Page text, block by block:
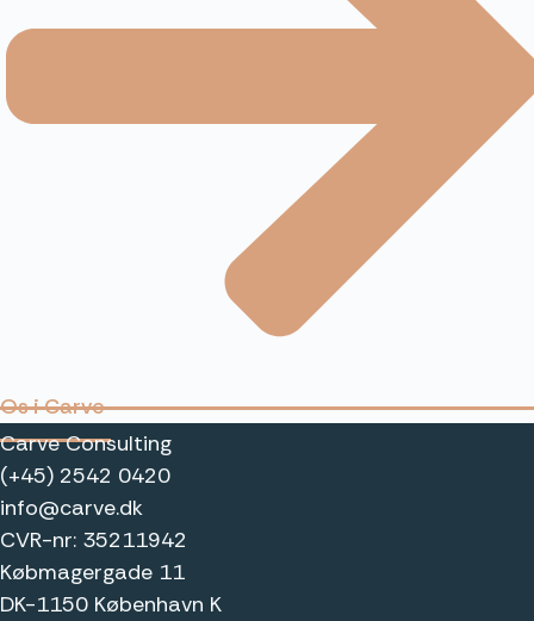
Os i Carve
Carve Consulting
(+45) 2542 0420
info@carve.dk
CVR-nr: 35211942
Købmagergade 11
DK-1150 København K